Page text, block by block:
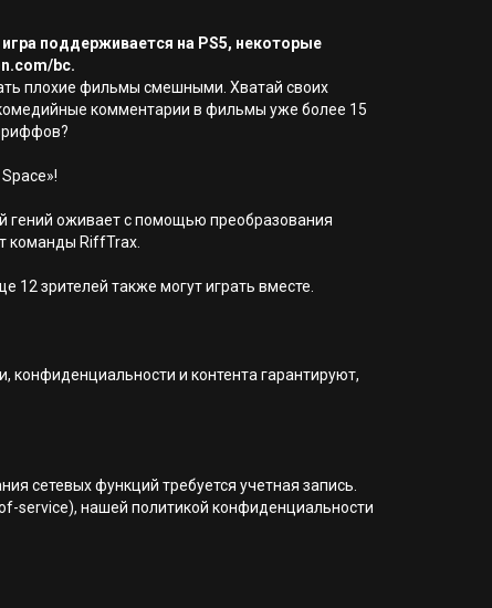
поддерживается на PS5, некоторые
bc.
плохие фильмы смешными. Хватай своих
комментарии в фильмы уже более 15
гений оживает с помощью преобразования
команды RiffTrax.
12 зрителей также могут играть вместе.
конфиденциальности и контента гарантируют,
сетевых функций требуется учетная запись.
service), нашей политикой конфиденциальности